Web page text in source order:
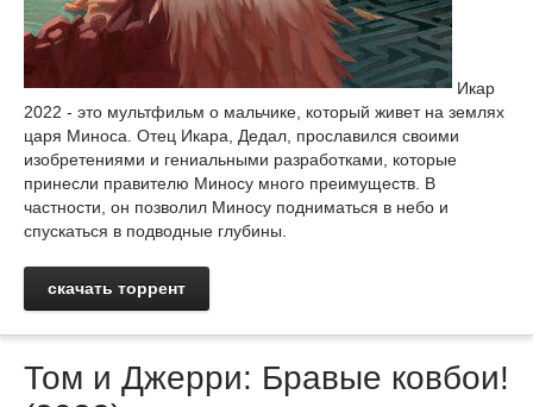
Икар
2022 - это мультфильм о мальчике, который живет на землях
царя Миноса. Отец Икара, Дедал, прославился своими
изобретениями и гениальными разработками, которые
принесли правителю Миносу много преимуществ. В
частности, он позволил Миносу подниматься в небо и
спускаться в подводные глубины.
скачать торрент
Том и Джерри: Бравые ковбои!